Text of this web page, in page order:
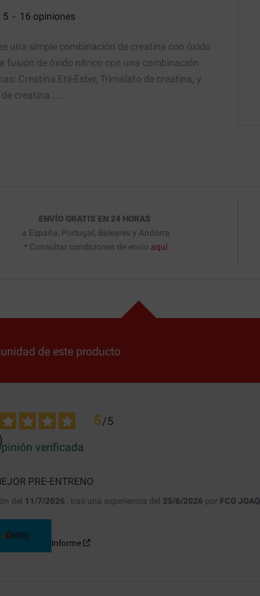
5 - 16 opiniones
una simple combinación de creatina con óxido
fusión de óxido nítrico con una combinación
Creatina Etil-Ester, Trimalato de creatina, y
creatina....
ENVÍO GRATIS EN 24 HORAS
a España, Portugal, Baleares y Andorra
* Consultar condiciones de envío aquí
de este producto
5/5
verificada
PRE-ENTRENO
del 11/7/2026 , tras una experiencia del 25/6/2026 por FCO
Útil (0)
Informe